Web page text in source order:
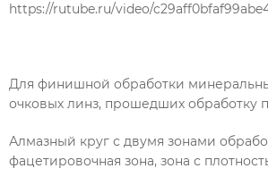
https://rutube.ru/video/
Для финишной обработки
очковых линз, прошедших обработку
Алмазный круг с двумя зонами
фацетировочная зона, зона с